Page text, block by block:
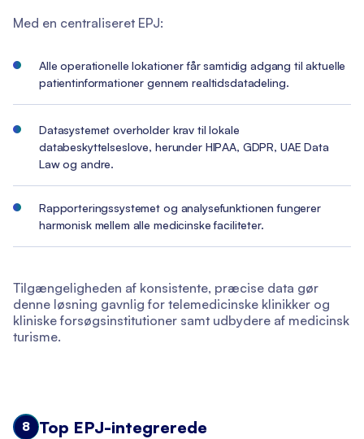
Med en centraliseret EPJ:
Alle operationelle lokationer får samtidig adgang til aktuelle
patientinformationer gennem realtidsdatadeling.
Datasystemet overholder krav til lokale
databeskyttelseslove, herunder HIPAA, GDPR, UAE Data
Law og andre.
Rapporteringssystemet og analysefunktionen fungerer
harmonisk mellem alle medicinske faciliteter.
Tilgængeligheden af konsistente, præcise data gør
denne løsning gavnlig for telemedicinske klinikker og
kliniske forsøgsinstitutioner samt udbydere af medicinsk
turisme.
8
Top EPJ-integrerede